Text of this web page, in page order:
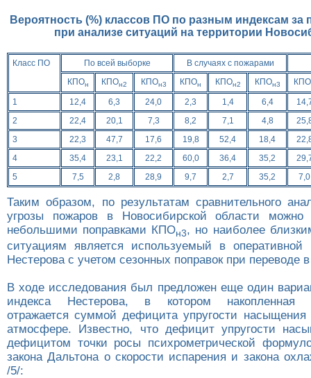
Вероятность (%) классов ПО по разным индексам за
при анализе ситуаций на территории
Класс ПО По всей выборке
В случаях с пожарами
КПОн КПОн2 КПОн3 КПОн КПОн2 КПОн3 КПО
1 12,4 6,3 24,0 2,3 1,4 6,4
2
22,4 20,1 7,3 8,2 7,1 4,8
3
22,3 47,7 17,6 19,8 52,4 18,4
4
35,4 23,1 22,2 60,0 36,4 35,2
5
7,5 2,8 28,9 9,7 2,7 35,2 7,0
Таким образом, по результатам сравнительного
угрозы пожаров в Новосибирской области можно
небольшими поправками КПОн3, но наиболее
ситуациям является используемый в оперативной
Нестерова с учетом сезонных поправок при переводе
В ходе исследования был предложен еще один
индекса Нестерова, в котором накопленная
отражается суммой дефицита упругости насыщения
атмосфере. Известно, что дефицит упругости
дефицитом точки росы психрометрической
закона Дальтона о скорости испарения и закона
/5/: